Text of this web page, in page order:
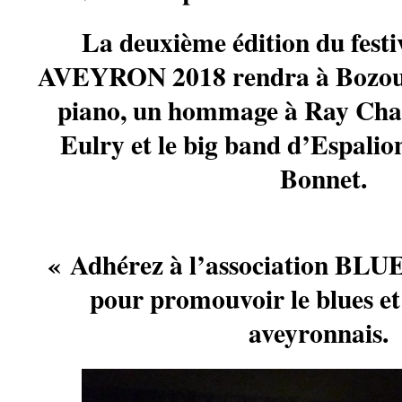
La deuxième édition du
AVEYRON 2018 rendra à
piano, un hommage à Ray
Eulry et le big band
Bonnet.
« Adhérez à l’association
pour promouvoir le blues
aveyronnais.